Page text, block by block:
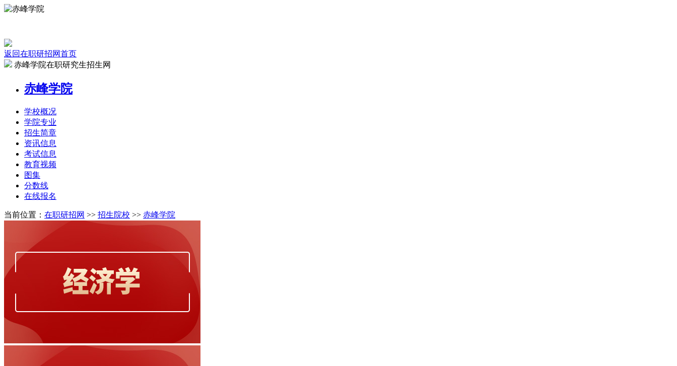
返回在职研招网首页
赤峰学院在职研究生招生网
赤峰学院
学校概况
学院专业
招生简章
资讯信息
考试信息
教育视频
图集
分数线
在线报名
当前位置： 在职研招网 >> 招生院校 >> 赤峰学院